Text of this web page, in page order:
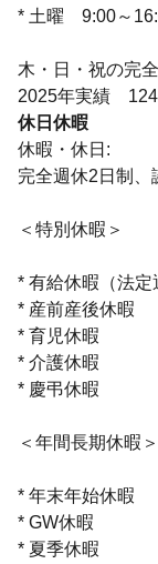
* 土曜 9:00～
木・日・祝の完
2025年実績 124
休日休暇
休暇・休日:
完全週休2日制、
＜特別休暇＞
* 有給休暇（法定
* 産前産後休暇
* 育児休暇
* 介護休暇
* 慶弔休暇
＜年間長期休暇＞
* 年末年始休暇
* GW休暇
* 夏季休暇